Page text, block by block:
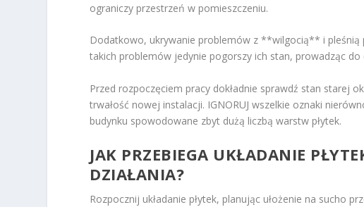
ograniczy przestrzeń w pomieszczeniu.
Dodatkowo, ukrywanie problemów z **wilgocią** i pleśnią
takich problemów jedynie pogorszy ich stan, prowadząc
Przed rozpoczęciem pracy dokładnie sprawdź stan starej
trwałość nowej instalacji. IGNORUJ wszelkie oznaki
budynku spowodowane zbyt dużą liczbą warstw płytek.
JAK PRZEBIEGA UKŁADANIE
DZIAŁANIA?
Rozpocznij układanie płytek, planując ułożenie na sucho